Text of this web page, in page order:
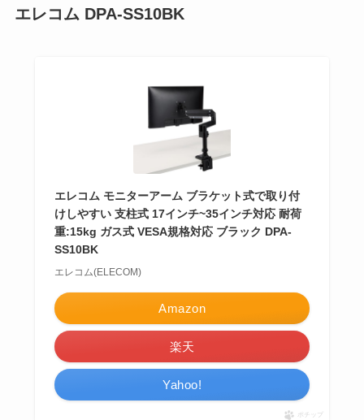
エレコム DPA-SS10BK
エレコム モニターアーム ブラケット式で取り付
けしやすい 支柱式 17インチ~35インチ対応 耐荷
重:15kg ガス式 VESA規格対応 ブラック DPA-
SS10BK
エレコム(ELECOM)
Amazon
楽天
Yahoo!
ポチップ